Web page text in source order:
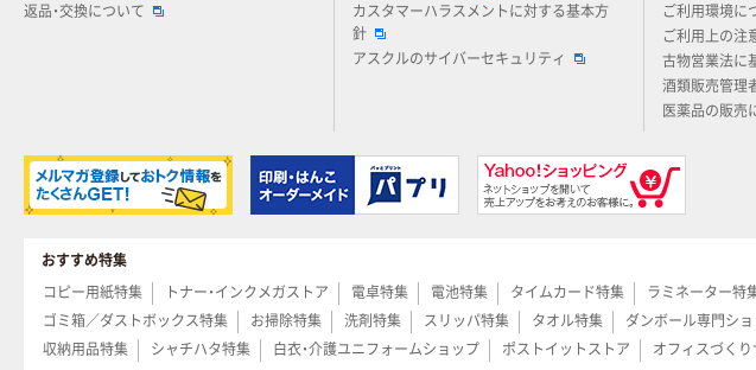
返品・交換について
カスタマーハラスメントに対する基本方
針
アスクルのサイバーセキュリティ
ご利用環境に
ご利用上の注
古物営業法に
酒類販売管理
医薬品の販売
おすすめ特集
コピー用紙特集
トナー・インクメガストア 電卓特集 電池特集 タイムカード特集 ラミネーター特
ゴミ箱／ダストボックス特集
お掃除特集 洗剤特集 スリッパ特集 タオル特集 ダンボール専門シ
収納用品特集
シャチハタ特集 白衣・介護ユニフォームショップ ポストイットストア オフィスづくり